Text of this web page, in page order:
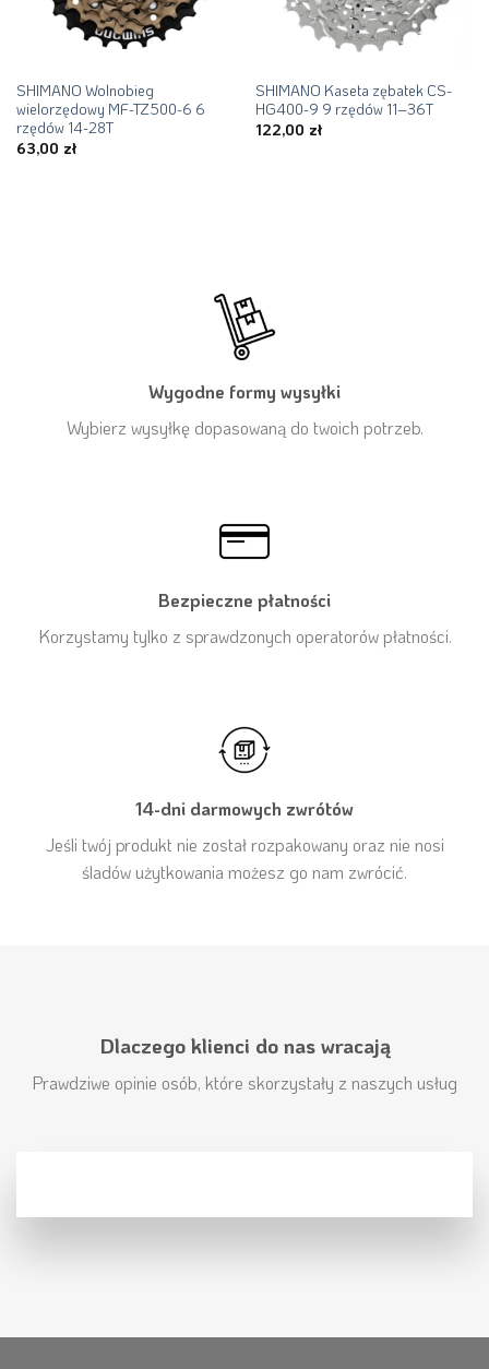
SHIMANO Wolnobieg
wielorzędowy MF-TZ500-6 6
rzędów 14-28T
63,00 zł
SHIMANO Kaseta zębatek CS-
HG400-9 9 rzędów 11–36T
122,00 zł
Wygodne formy wysyłki
Wybierz wysyłkę dopasowaną do twoich potrzeb.
Bezpieczne płatności
Korzystamy tylko z sprawdzonych operatorów płatności.
14-dni darmowych zwrótów
Jeśli twój produkt nie został rozpakowany oraz nie nosi
śladów użytkowania możesz go nam zwrócić.
Dlaczego klienci do nas wracają
Prawdziwe opinie osób, które skorzystały z naszych usług